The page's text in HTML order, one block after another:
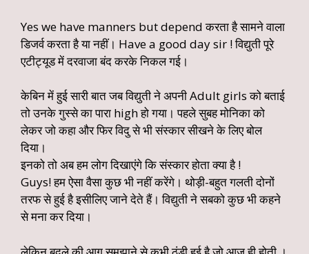
Yes we have manners but depend करता है सामने वाला
डिजर्व करता है या नहीं। Have a good day sir ! विद्युती पूरे
एटीट्यूड में दरवाजा बंद करके निकल गई।
केबिन में हुई सारी बात जब विद्युती ने अपनी Adult girls को बताई
तो उनके गुस्से का पारा high हो गया। पहले सुबह मोनिका को
लेकर जो कहा और फिर विदु से भी संस्कार सीखने के लिए बोल
दिया।
इनको तो अब हम लोग दिखाएंगे कि संस्कार होता क्या है !
Guys! हम ऐसा वैसा कुछ भी नहीं करेंगे। थोड़ी-बहुत गलती दोनों
तरफ से हुई है इसीलिए जाने देते हैं। विद्युती ने सबको कुछ भी कहने
से मना कर दिया।